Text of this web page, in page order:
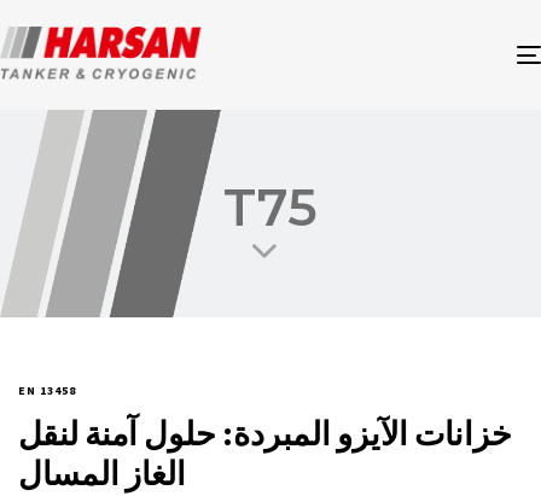
T75
EN 13458
خزانات الآيزو المبردة: حلول آمنة لنقل
الغاز المسال